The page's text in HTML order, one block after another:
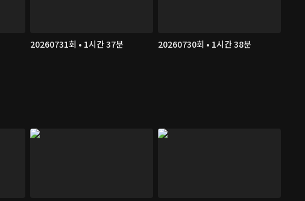
20260731회 • 1시간 37분 20260730회 • 1시간 38분